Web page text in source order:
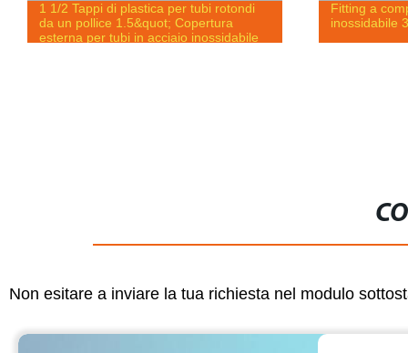
1 1/2 Tappi di plastica per tubi rotondi
da un pollice 1.5&quot; Copertura
esterna per tubi in acciaio inossidabile
Fitting a
inossidabile
Non esitare a inviare la tua richiesta nel modulo